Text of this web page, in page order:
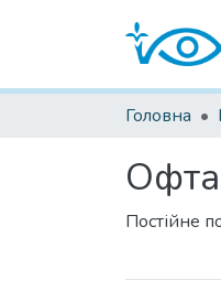
Головна
Постійне